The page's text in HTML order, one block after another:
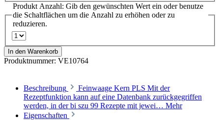
Produkt Anzahl: Gib den gewünschten Wert ein oder benutze
die Schaltflächen um die Anzahl zu erhöhen oder zu
reduzieren.
In den Warenkorb
Produktnummer: VE10764
Beschreibung
Feinwaage Kern PLS Mit der
Rezeptfunktion kann auf eine Datenbank zurückgegriffen
werden, in der bi szu 99 Rezepte mit jewei… Mehr
Eigenschaften